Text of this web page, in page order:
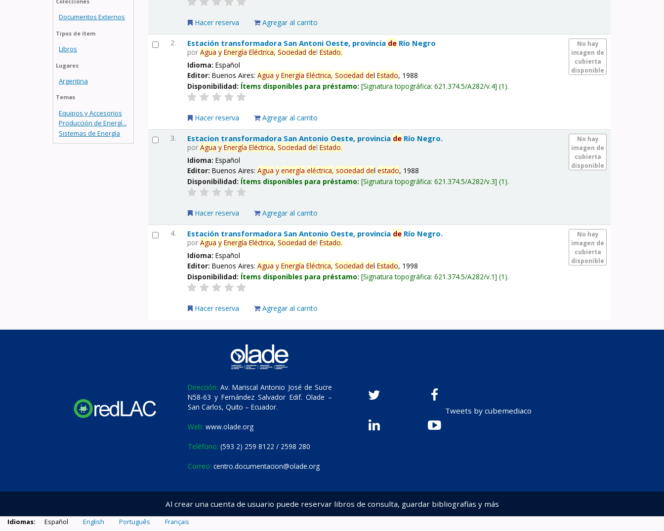
Documentos Externos
Tipos de ítem
Libros
Lugares
Argentina
Temas
Equipos y Accesorios
Producción de Energí...
Sistemas de Energía
Hacer reserva Agregar al carrito
2.
No hay
imagen de
cubierta
disponible
Estación transformadora San Antoni Oeste, provincia de Río Negro
porAgua y Energía Eléctrica, Sociedad delEstado.
Idioma:Español
Editor:Buenos Aires:Agua y Energía Eléctrica, Sociedad delEstado, 1988
Disponibilidad: Ítems disponibles para préstamo: Signatura topográfica:621.374.5/A282/v.4 (1).
Hacer reserva Agregar al carrito
3.
No hay
imagen de
cubierta
disponible
Estacion transformadora San Antonio Oeste, provincia de Río Negro.
porAgua y Energía Eléctrica, Sociedad delEstado.
Idioma:Español
Editor:Buenos Aires:Agua y energía eléctrica, sociedad delestado, 1988
Disponibilidad: Ítems disponibles para préstamo: Signatura topográfica:621.374.5/A282/v.3 (1).
Hacer reserva Agregar al carrito
4.
No hay
imagen de
cubierta
disponible
Estación transformadora San Antonio Oeste, provincia de Río Negro.
porAgua y Energía Eléctrica, Sociedad delEstado.
Idioma:Español
Editor:Buenos Aires:Agua y Energía Eléctrica, Sociedad delEstado, 1998
Disponibilidad: Ítems disponibles para préstamo: Signatura topográfica:621.374.5/A282/v.1 (1).
Hacer reserva Agregar al carrito
Dirección: Av. Mariscal Antonio José de Sucre
N58-63 y Fernández Salvador Edif. Olade –
San Carlos, Quito – Ecuador.
Web: www.olade.org
Teléfono: (593 2) 259 8122 / 2598 280
Correo: centro.documentacion@olade.org
Tweets by cubemediaco
Al crear una cuenta de usuario puede reservar libros de consulta, guardar bibliografías y más
Idiomas: Español English Português Français